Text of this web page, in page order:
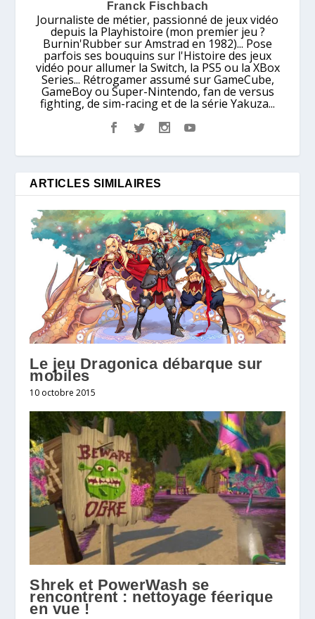
Franck Fischbach
Journaliste de métier, passionné de jeux vidéo
depuis la Playhistoire (mon premier jeu ?
Burnin'Rubber sur Amstrad en 1982)... Pose
parfois ses bouquins sur l'Histoire des jeux
vidéo pour allumer la Switch, la PS5 ou la XBox
Series... Rétrogamer assumé sur GameCube,
GameBoy ou Super-Nintendo, fan de versus
fighting, de sim-racing et de la série Yakuza...
ARTICLES SIMILAIRES
Le jeu Dragonica débarque sur
mobiles
10 octobre 2015
Shrek et PowerWash se
rencontrent : nettoyage féerique
en vue !